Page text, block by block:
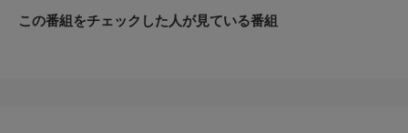
この番組をチェックした人が見ている番組